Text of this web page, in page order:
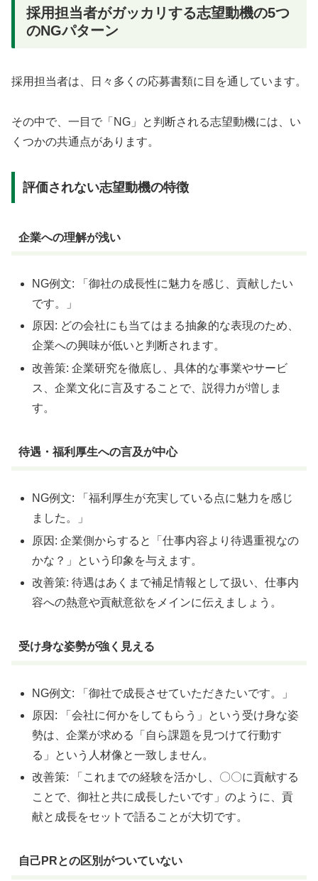
採用担当者がガッカリする志望動機の5つ
のNGパターン
採用担当者は、日々多くの応募書類に目を通しています。
その中で、一目で「NG」と判断される志望動機には、い
くつかの共通点があります。
評価されない志望動機の特徴
企業への理解が浅い
NG例文: 「御社の成長性に魅力を感じ、貢献したい
です。」
原因: どの会社にも当てはまる抽象的な表現のため、
企業への興味が低いと判断されます。
改善策: 企業研究を徹底し、具体的な事業やサービ
ス、企業文化に言及することで、説得力が増しま
す。
待遇・福利厚生への言及が中心
NG例文: 「福利厚生が充実している点に魅力を感じ
ました。」
原因: 企業側からすると「仕事内容より待遇重視なの
かな？」という印象を与えます。
改善策: 待遇はあくまで補足情報として扱い、仕事内
容への熱意や貢献意欲をメインに伝えましょう。
受け身な姿勢が強く見える
NG例文: 「御社で成長させていただきたいです。」
原因: 「会社に何かをしてもらう」という受け身な姿
勢は、企業が求める「自ら課題を見つけて行動す
る」という人材像と一致しません。
改善策: 「これまでの経験を活かし、〇〇に貢献する
ことで、御社と共に成長したいです」のように、貢
献と成長をセットで語ることが大切です。
自己PRとの区別がついていない